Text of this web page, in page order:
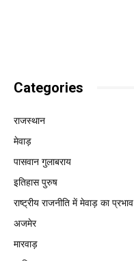
Categories
राजस्थान
मेवाड़
पासवान गुलाबराय
इतिहास पुरुष
राष्ट्रीय राजनीति में मेवाड़ का प्रभाव
अजमेर
मारवाड़